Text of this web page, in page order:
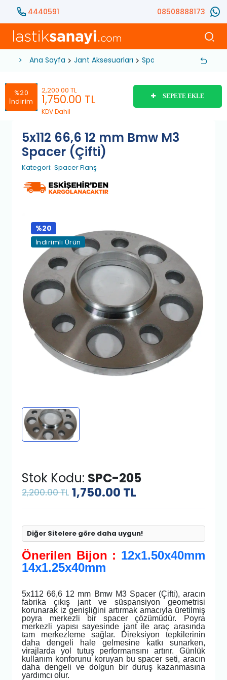
4440591 08508888173
Ana Sayfa Jant Aksesuarları Spacer Flanş 5x112
%20
İndirim
2,200.00 TL
1,750.00 TL
KDV Dahil
SEPETE EKLE
5x112 66,6 12 mm Bmw M3
Spacer (Çifti)
Kategori: Spacer Flanş
%20
İndirimli Ürün
Stok Kodu: SPC-205
2,200.00 TL 1,750.00 TL
Diğer Sitelere göre daha uygun!
Önerilen Bijon : 12x1.50x40mm
14x1.25x40mm
5x112 66,6 12 mm Bmw M3 Spacer (Çifti), aracın
fabrika çıkış jant ve süspansiyon geometrisi
korunarak iz genişliğini artırmak amacıyla üretilmiş
poyra merkezli bir spacer çözümüdür. Poyra
merkezli yapısı sayesinde jant ile araç arasında
tam merkezleme sağlar. Direksiyon tepkilerinin
daha dengeli hale gelmesine katkı sunarken,
virajlarda yol tutuş performansını artırır. Günlük
kullanım konforunu koruyan bu spacer seti, aracın
daha dengeli ve dolgun bir duruş kazanmasına
yardımcı olur.